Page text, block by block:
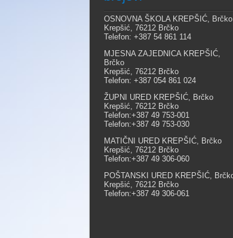
OSNOVNA ŠKOLA KREPŠIĆ, Brčko
Krepšić, 76212 Brčko
Telefon: +387 54 861 114
MJESNA ZAJEDNICA KREPŠIĆ,
Brčko
Krepšić, 76212 Brčko
Telefon: +387 054 861 024
ŽUPNI URED KREPŠIĆ, Brčko
Krepšić, 76212 Brčko
Telefon:+387 49 753-001
Telefon:+387 49 753-030
MATIČNI URED KREPŠIĆ, Brčko
Krepšić, 76212 Brčko
Telefon:+387 49 306-060
POŠTANSKI URED KREPŠIĆ,
Krepšić, 76212 Brčko
Telefon:+387 49 306-061